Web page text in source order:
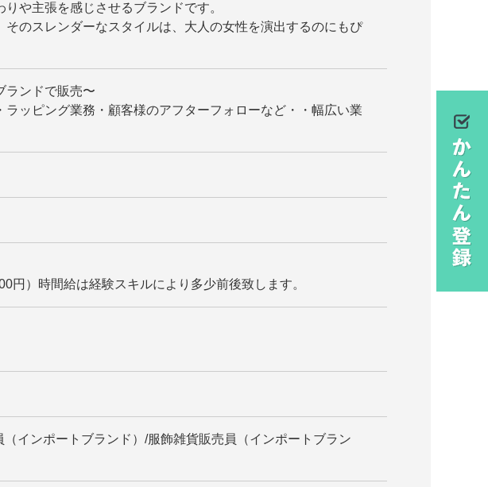
や主張を感じさせるブランドです。
のスレンダーなスタイルは、大人の女性を演出するのにもぴ
ランドで販売〜
ッピング業務・顧客様のアフターフォローなど・・幅広い業
）時間給は経験スキルにより多少前後致します。
インポートブランド）/服飾雑貨販売員（インポートブラン